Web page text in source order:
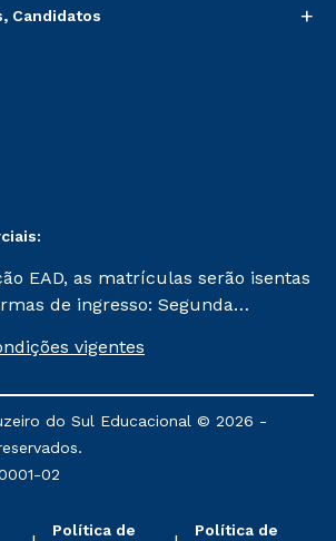
Candidatos +
EAD, as matrículas serão isentas
de ingresso: Segunda
a taxa de matrícula será de R$
referentes aos cursos: Ensino
para a Docência e Metodologia
Questões Atuais.
vigentes
do Sul Educacional © 2026 -
02
Política de Política de